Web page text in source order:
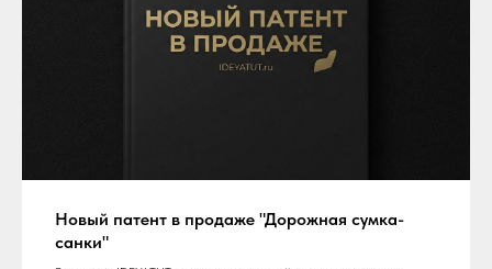
Новый патент в продаже "Дорожная сумка-
санки"